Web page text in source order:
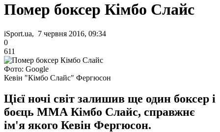
Помер боксер Кімбо Слайс
iSport.ua, 7 червня 2016, 09:34
0
611
Фото: Google
Кевін "Кімбо Слайс" Фергюсон
Цієї ночі світ залишив ще один боксер і
боєць ММА Кімбо Слайс, справжнє
ім'я якого Кевін Фергюсон.